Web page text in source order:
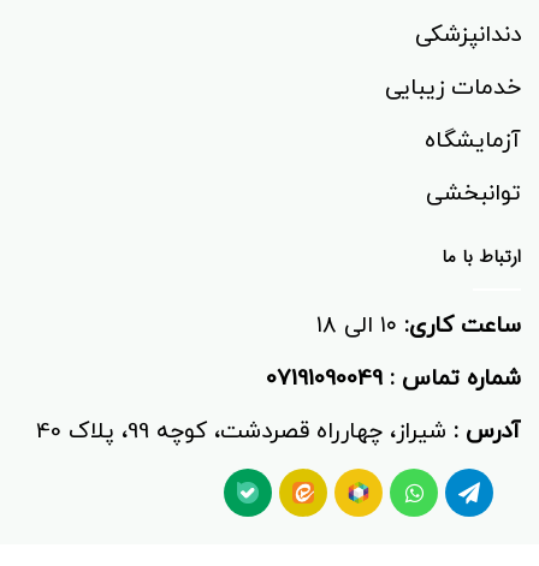
دندانپزشکی
خدمات زیبایی
آزمایشگاه
توانبخشی‌
ارتباط با ما
ساعت کاری:
شماره تماس :
آدرس : شیراز، چهارراه قصردشت، کوچه 99، پلاک 40